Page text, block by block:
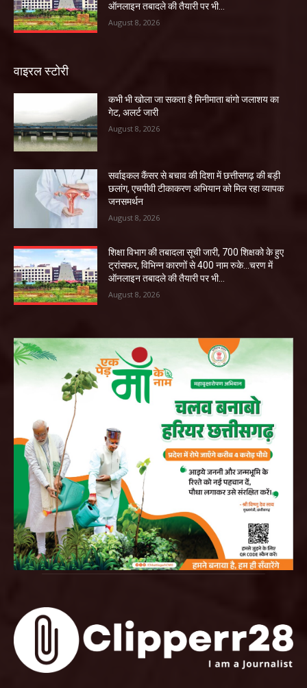
ऑनलाइन तबादले की तैयारी पर भी...
August 8, 2026
वाइरल स्टोरी
कभी भी खोला जा सकता है मिनीमाता बांगो जलाशय का
गेट, अलर्ट जारी
August 8, 2026
सर्वाइकल कैंसर से बचाव की दिशा में छत्तीसगढ़ की बड़ी
छलांग, एचपीवी टीकाकरण अभियान को मिल रहा व्यापक
जनसमर्थन
August 8, 2026
शिक्षा विभाग की तबादला सूची जारी, 700 शिक्षको के हुए
ट्रांसफर, विभिन्न कारणों से 400 नाम रुके…चरण में
ऑनलाइन तबादले की तैयारी पर भी...
August 8, 2026